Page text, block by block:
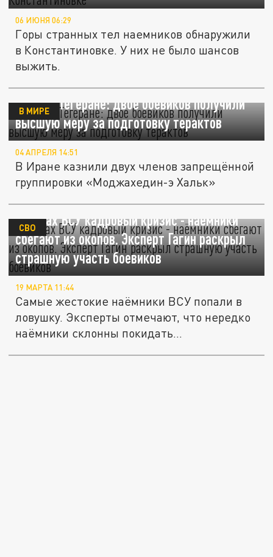
06 ИЮНЯ 06:29
Горы странных тел наемников обнаружили
в Константиновке. У них не было шансов
выжить.
Казнь в Тегеране: двое боевиков получили
высшую меру за подготовку терактов
В МИРЕ
04 АПРЕЛЯ 14:51
В Иране казнили двух членов запрещённой
группировки «Моджахедин-э Хальк»
В рядах ВСУ кадровый кризис - наёмники
сбегают из окопов. Эксперт Гагин раскрыл
страшную участь боевиков
СВО
19 МАРТА 11:44
Самые жестокие наёмники ВСУ попали в
ловушку. Эксперты отмечают, что нередко
наёмники склонны покидать...